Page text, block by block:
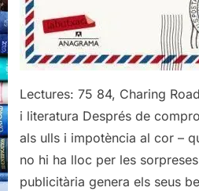
Lectures: 75 84, Charing
i literatura Després de
als ulls i impotència al cor –
no hi ha lloc per les
publicitària genera els seus